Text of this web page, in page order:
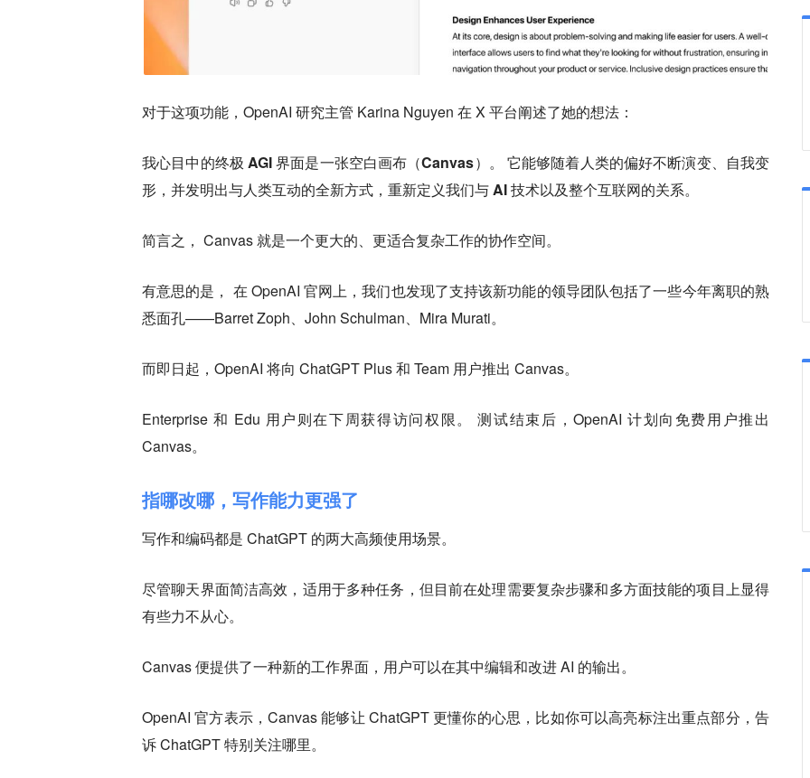
对于这项功能，OpenAI 研究主管 Karina Nguyen 在 X 平台阐述了她的想法：
我心目中的终极 AGI 界面是一张空白画布（Canvas）。 它能够随着人类的偏好不断演变、自我变
形，并发明出与人类互动的全新方式，重新定义我们与 AI 技术以及整个互联网的关系。
简言之， Canvas 就是一个更大的、更适合复杂工作的协作空间。
有意思的是， 在 OpenAI 官网上，我们也发现了支持该新功能的领导团队包括了一些今年离职的熟
悉面孔——Barret Zoph、John Schulman、Mira Murati。
而即日起，OpenAI 将向 ChatGPT Plus 和 Team 用户推出 Canvas。
Enterprise 和 Edu 用户则在下周获得访问权限。 测试结束后，OpenAI 计划向免费用户推出
Canvas。
指哪改哪，写作能力更强了
写作和编码都是 ChatGPT 的两大高频使用场景。
尽管聊天界面简洁高效，适用于多种任务，但目前在处理需要复杂步骤和多方面技能的项目上显得
有些力不从心。
Canvas 便提供了一种新的工作界面，用户可以在其中编辑和改进 AI 的输出。
OpenAI 官方表示，Canvas 能够让 ChatGPT 更懂你的心思，比如你可以高亮标注出重点部分，告
诉 ChatGPT 特别关注哪里。